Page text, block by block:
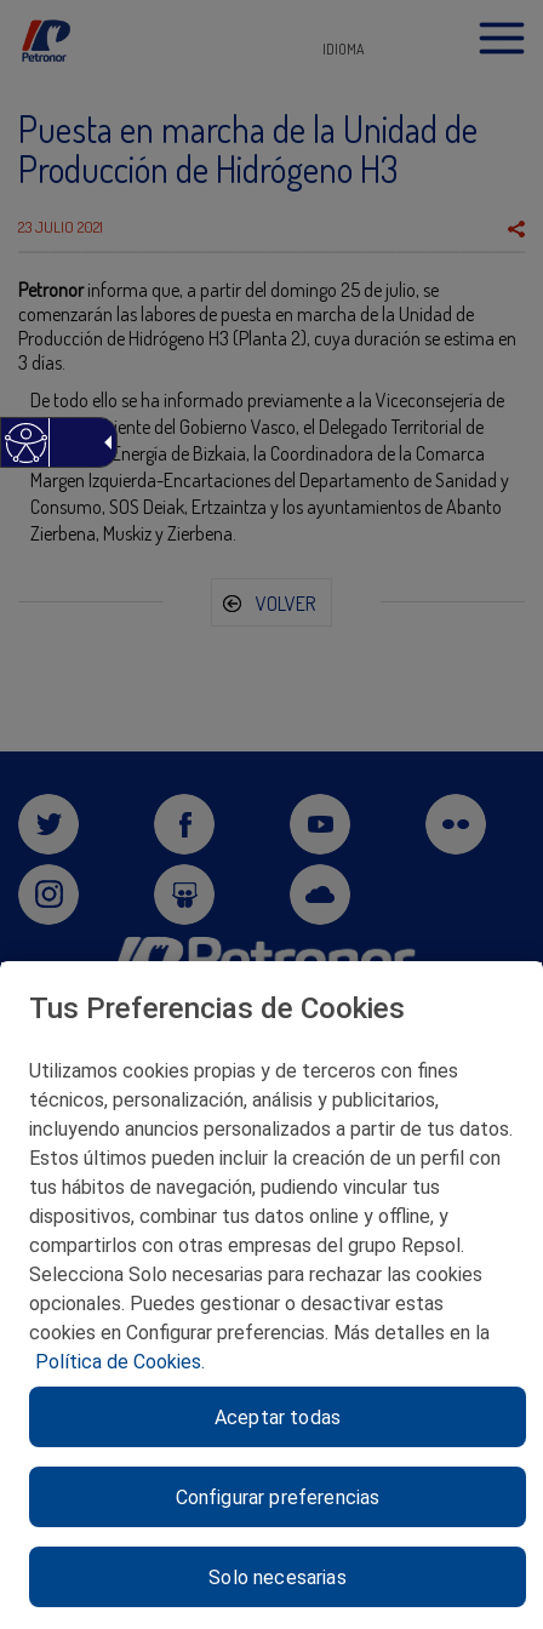
IDIOMA
Puesta en marcha de la Unidad de
Producción de Hidrógeno H3
23 JULIO 2021
Petronorinforma que, a partir del domingo 25 de julio, se
comenzarán las labores de puesta en marcha de la Unidad de
Producción de Hidrógeno H3 (Planta 2), cuya duración se estima en
3 días.
De todo ello se ha informado previamente a la Viceconsejería de
Medio Ambiente del Gobierno Vasco, el Delegado Territorial de
Industria y Energía de Bizkaia, la Coordinadora de la Comarca
Margen Izquierda-Encartaciones del Departamento de Sanidad y
Consumo, SOS Deiak, Ertzaintza y los ayuntamientos de Abanto
Zierbena, Muskiz y Zierbena.
VOLVER
San Martín 5-Edificio Muñatones,
© 2026 Petronor S.A.
CONTACTO
MAPA WEB
POLITICA DE PRIVACIDAD
POLITICA DE COOKIES
CANAL DE ÉTICA
Tus Preferencias de Cookies
Utilizamos cookies propias y de terceros con fines
técnicos, personalización, análisis y publicitarios,
incluyendo anuncios personalizados a partir de tus datos.
Estos últimos pueden incluir la creación de un perfil con
tus hábitos de navegación, pudiendo vincular tus
dispositivos, combinar tus datos online y offline, y
compartirlos con otras empresas del grupo Repsol.
Selecciona Solo necesarias para rechazar las cookies
opcionales. Puedes gestionar o desactivar estas
cookies en Configurar preferencias. Más detalles en la
Política de Cookies.
Configurar preferencias
Solo necesarias
Aceptar todas